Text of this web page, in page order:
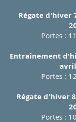
Régate d'hiver
Portes :
Entraînement
Portes :
Régate d'hiver
Portes :